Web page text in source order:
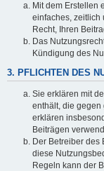
Mit dem Erstellen
einfaches, zeitlich
Recht, Ihren
Das
Kündigung des
3. PFLICHTEN DES
Sie erklären mit
enthält, die gegen
erklären
Beiträgen
Der Betreiber des
diese
Regeln kann der